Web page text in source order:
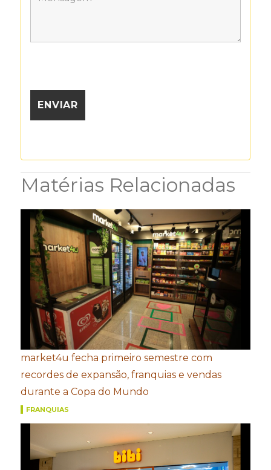
Matérias Relacionadas
market4u fecha primeiro semestre com
recordes de expansão, franquias e vendas
durante a Copa do Mundo
FRANQUIAS